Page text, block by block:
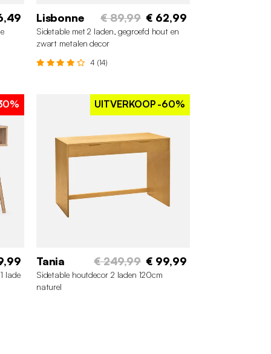
Lisbonne € 89,99 € 62,99
Sidetable met 2 laden, gegroefd hout en
zwart metalen decor
4 (14)
lade
UITVERKOOP-60%
Tania € 249,99 € 99,99
Sidetable houtdecor 2 laden 120cm
naturel